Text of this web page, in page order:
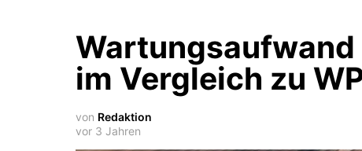
im Vergleich zu
von Redaktion
vor 3 Jahren